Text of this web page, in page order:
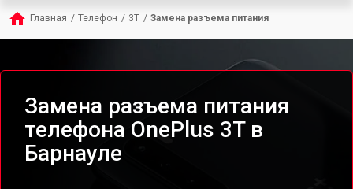
Главная / Телефон / 3T / Замена разъема питания
Замена разъема питания
телефона OnePlus 3T в
Барнауле